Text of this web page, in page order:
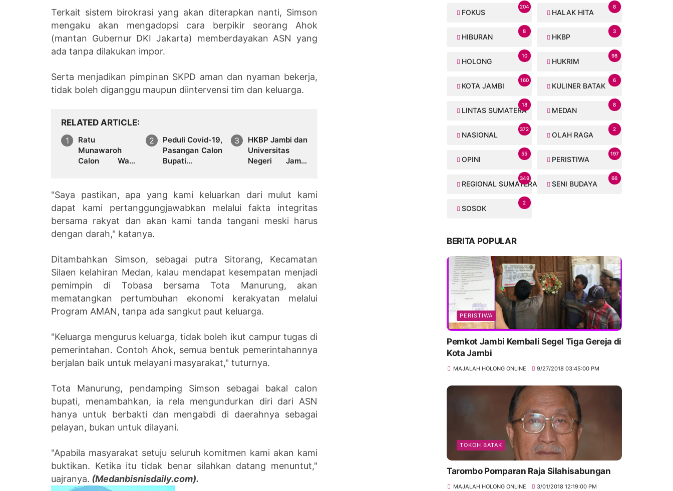
Terkait sistem birokrasi yang akan diterapkan nanti, Simson
mengaku akan mengadopsi cara berpikir seorang Ahok
(mantan Gubernur DKI Jakarta) memberdayakan ASN yang
ada tanpa dilakukan impor.
Serta menjadikan pimpinan SKPD aman dan nyaman bekerja,
tidak boleh diganggu maupun diintervensi tim dan keluarga.
RELATED ARTICLE
Ratu
Munawaroh
Calon Wakil
Dukung PDIP
Pada Pilgub
Jambi
Peduli Covid-19,
Pasangan Calon
Bupati
Vandiko - Raun
Akan Bagikan
Sembako Untuk
Masyarakat
HKBP Jambi dan
Universitas
Negeri Jambi
Strategis
Pengembangan
SDM dan
Pembinaan
"Saya pastikan, apa yang kami keluarkan dari mulut kami
dapat kami pertanggungjawabkan melalui fakta integritas
bersama rakyat dan akan kami tanda tangani meski harus
dengan darah," katanya.
Ditambahkan Simson, sebagai putra Sitorang, Kecamatan
Silaen kelahiran Medan, kalau mendapat kesempatan menjadi
pemimpin di Tobasa bersama Tota Manurung, akan
mematangkan pertumbuhan ekonomi kerakyatan melalui
Program AMAN, tanpa ada sangkut paut keluarga.
"Keluarga mengurus keluarga, tidak boleh ikut campur tugas di
pemerintahan. Contoh Ahok, semua bentuk pemerintahannya
berjalan baik untuk melayani masyarakat," tuturnya.
Tota Manurung, pendamping Simson sebagai bakal calon
bupati, menambahkan, ia rela mengundurkan diri dari ASN
hanya untuk berbakti dan mengabdi di daerahnya sebagai
pelayan, bukan untuk dilayani.
"Apabila masyarakat setuju seluruh komitmen kami akan kami
buktikan. Ketika itu tidak benar silahkan datang menuntut,"
uajranya. (Medanbisnisdaily.com).
FOKUS
204
HALAK HITA
8
HIBURAN
8
HKBP
3
HOLONG
10
HUKRIM
98
KOTA JAMBI
160
KULINER BATAK
6
LINTAS SUMATERA
18
MEDAN
8
NASIONAL
372
OLAH RAGA
2
OPINI
55
PERISTIWA
197
REGIONAL SUMATERA
349
SENI BUDAYA
66
SOSOK
2
BERITA POPULAR
PERISTIWA
Pemkot Jambi Kembali Segel Tiga Gereja di
Kota Jambi
MAJALAH HOLONG ONLINE 9/27/2018 03:45:00 PM
TOKOH BATAK
Tarombo Pomparan Raja Silahisabungan
MAJALAH HOLONG ONLINE 3/01/2018 12:19:00 PM